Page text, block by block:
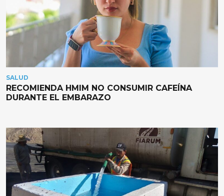
SALUD
RECOMIENDA HMIM NO CONSUMIR CAFEÍNA
DURANTE EL EMBARAZO